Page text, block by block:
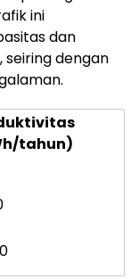
ini
dan
dengan
tahun)